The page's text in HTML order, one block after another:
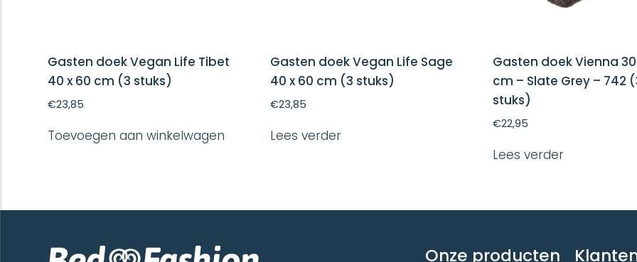
Gasten doek Vegan Life Tibet
40 x 60 cm (3 stuks)
€23,85
Toevoegen aan winkelwagen
Gasten doek Vegan Life Sage
40 x 60 cm (3 stuks)
€23,85
Lees verder
Gasten doek Vienna
cm – Slate Grey – 742
stuks)
€22,95
Lees verder
Onze producten